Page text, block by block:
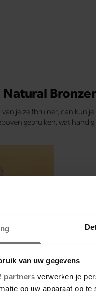
van uw gegevens
partners verwerken je
op uw apparaat op
je zelfbruiner, dan kun
gebruiken, wat